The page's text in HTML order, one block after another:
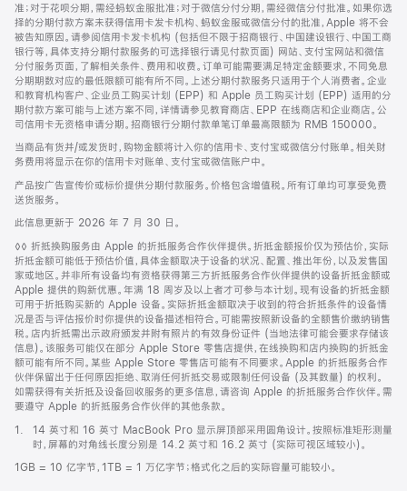
准；对于花呗分期，需经蚂蚁金服批准；对于微信分付分期，需经微信分付批准。如果你选
择的分期付款方案未获得信用卡发卡机构、蚂蚁金服或微信分付的批准，Apple 将不会
被告知原因。请参阅信用卡发卡机构 (包括但不限于招商银行、中国建设银行、中国工商
银行等，具体支持分期付款服务的可选择银行请见付款页面) 网站、支付宝网站和微信
分付服务页面，了解相关条件、费用和收费。订单可能需要满足特定金额要求，不同免息
分期期数对应的最低限额可能有所不同。上述分期付款服务只适用于个人消费者。企业
和教育机构客户、企业员工购买计划 (EPP) 和 Apple 员工购买计划 (EPP) 适用的分
期付款方案可能与上述方案不同，详情请参见教育商店、EPP 在线商店和企业商店。公
司信用卡无资格申请分期。招商银行分期付款单笔订单最高限额为 RMB 150000。
当商品有货并/或发货时，购物金额将计入你的信用卡、支付宝或微信分付账单。相关财
务费用将显示在你的信用卡对账单、支付宝或微信账户中。
产品按广告宣传价或标价提供分期付款服务。价格包含增值税。所有订单均可享受免费
送货服务。
此信息更新于 2026 年 7 月 30 日。
脚
注
◊◊ 折抵换购服务由 Apple 的折抵服务合作伙伴提供。折抵金额报价仅为预估价，实际
折抵金额可能低于预估价值，具体金额取决于设备的状况、配置、推出年份，以及发售国
家或地区。并非所有设备均有资格获得第三方折抵服务合作伙伴提供的设备折抵金额或
Apple 提供的购新优惠。年满 18 周岁及以上者才可参与本计划。现有设备的折抵金额
可用于折抵购买新的 Apple 设备。实际折抵金额取决于收到的符合折抵条件的设备情
况是否与评估报价时你提供的设备描述相符合。可能需按照新设备的全额售价缴纳销售
税。店内折抵需出示政府颁发并附有照片的有效身份证件 (当地法律可能会要求存储该
信息)。该服务可能仅在部分 Apple Store 零售店提供，在线换购和店内换购的折抵金
额可能有所不同。某些 Apple Store 零售店可能有不同要求。Apple 的折抵服务合作
伙伴保留出于任何原因拒绝、取消任何折抵交易或限制任何设备 (及其数量) 的权利。
如需获得有关折抵及设备回收服务的更多信息，请咨询 Apple 的折抵服务合作伙伴。需
要遵守 Apple 的折抵服务合作伙伴的其他条款。
脚
1.
14 英寸和 16 英寸 MacBook Pro 显示屏顶部采用圆角设计。按照标准矩形测量
时，屏幕的对角线长度分别是 14.2 英寸和 16.2 英寸 (实际可视区域较小)。
1GB = 10 亿字节，1TB = 1 万亿字节；格式化之后的实际容量可能较小。